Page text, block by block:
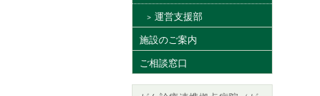
運営支援部
施設のご案内
ご相談窓口